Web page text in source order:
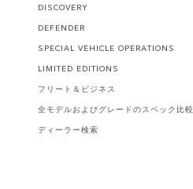
DISCOVERY
DEFENDER
SPECIAL VEHICLE OPERATIONS
LIMITED EDITIONS
フリート＆ビジネス
全モデルおよびグレードのスペック比較
ディーラー検索